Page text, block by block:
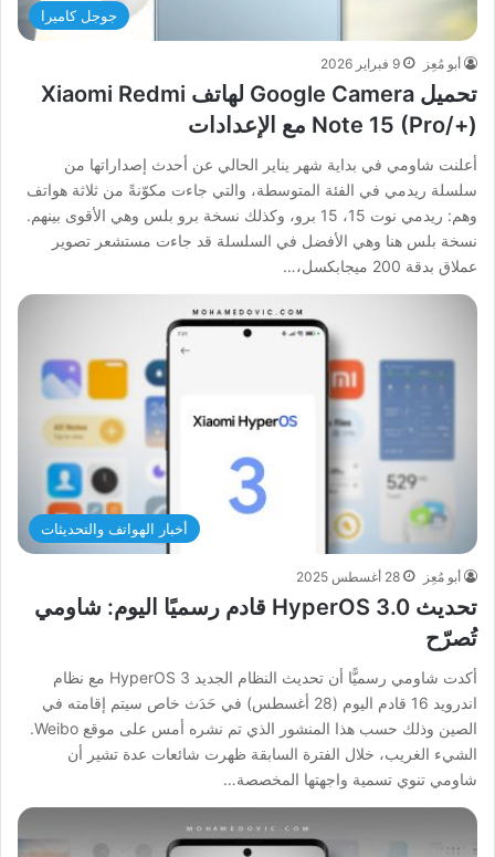
جوجل كاميرا
أبو مُعِز 9 فبراير 2026
تحميل Google Camera لهاتف Xiaomi Redmi
Note 15 (Pro/+) مع الإعدادات
أعلنت شاومي في بداية شهر يناير الحالي عن أحدث إصداراتها من
سلسلة ريدمي في الفئة المتوسطة، والتي جاءت مكوّنةً من ثلاثة هواتف
وهم: ريدمي نوت 15، 15 برو، وكذلك نسخة برو بلس وهي الأقوى بينهم.
نسخة بلس هنا وهي الأفضل في السلسلة قد جاءت مستشعر تصوير
عملاق بدقة 200 ميجابكسل،…
أخبار الهواتف والتحديثات
أبو مُعِز 28 أغسطس 2025
تحديث HyperOS 3.0 قادم رسميًا اليوم: شاومي
تُصرّح
أكدت شاومي رسميًّا أن تحديث النظام الجديد HyperOS 3 مع نظام
اندرويد 16 قادم اليوم (28 أغسطس) في حَدَث خاص سيتم إقامته في
الصين وذلك حسب هذا المنشور الذي تم نشره أمس على موقع Weibo.
الشيء الغريب، خلال الفترة السابقة ظهرت شائعات عدة تشير أن
شاومي تنوي تسمية واجهتها المخصصة…